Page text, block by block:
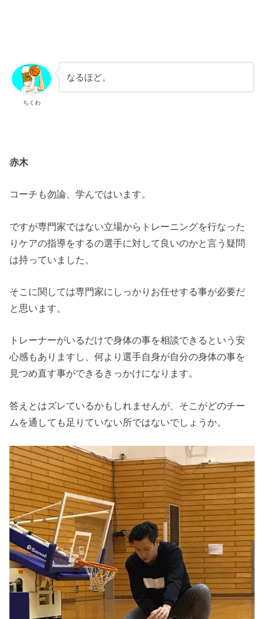
ちくわ
なるほど。
赤木
コーチも勿論、学んではいます。
ですが専門家ではない立場からトレーニングを行なった
りケアの指導をするの選手に対して良いのかと言う疑問
は持っていました。
そこに関しては専門家にしっかりお任せする事が必要だ
と思います。
トレーナーがいるだけで身体の事を相談できるという安
心感もありますし、何より選手自身が自分の身体の事を
見つめ直す事ができるきっかけになります。
答えとはズレているかもしれませんが、そこがどのチー
ムを通しても足りていない所ではないでしょうか。